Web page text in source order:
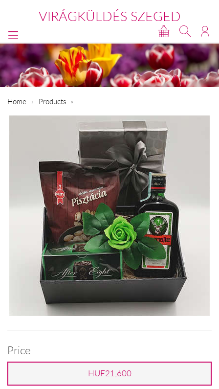
VIRÁGKÜLDÉS SZEGED
Home Products
Price
HUF21,600